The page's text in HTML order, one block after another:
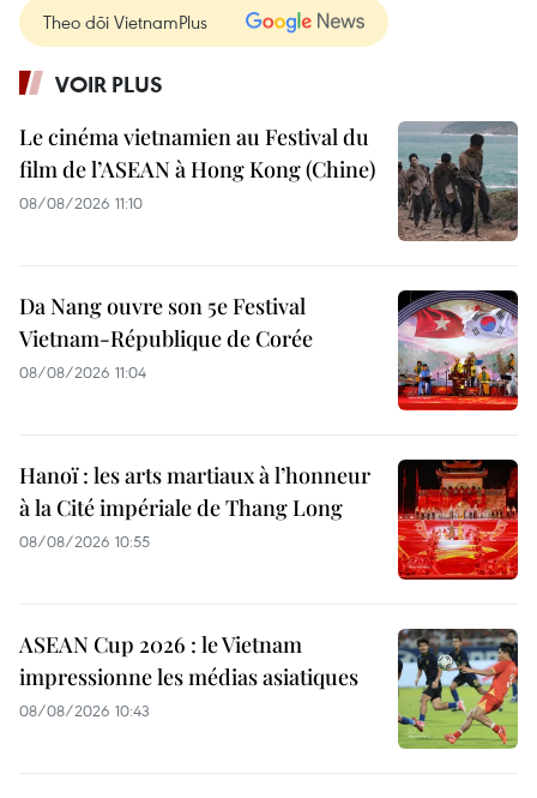
Theo dõi VietnamPlus
VOIR PLUS
Le cinéma vietnamien au Festival du
film de l’ASEAN à Hong Kong (Chine)
08/08/2026 11:10
Da Nang ouvre son 5e Festival
Vietnam-République de Corée
08/08/2026 11:04
Hanoï : les arts martiaux à l’honneur
à la Cité impériale de Thang Long
08/08/2026 10:55
ASEAN Cup 2026 : le Vietnam
impressionne les médias asiatiques
08/08/2026 10:43